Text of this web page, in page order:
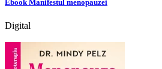
Ebook Manifestul menopauzei
Digital